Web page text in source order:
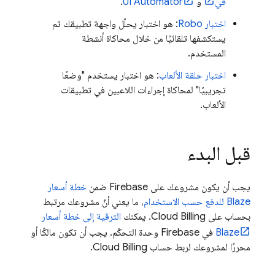
اختبار Robo
: هو اختبار يحلّل واجهة تطبيقك ثم
يستكشفها تلقائيًا من خلال محاكاة أنشطة
المستخدم.
اختبار حلقة الألعاب: هو اختبار يستخدم "وضعًا
تجريبيًا" لمحاكاة إجراءات اللاعبين في تطبيقات
الألعاب.
قبل البدء
يجب أن يكون مشروعك على Firebase ضمن
خطة أسعار
Blaze للدفع حسب الاستخدام
، ما يعني أنّ مشروعك مرتبط
بحساب على Cloud Billing. يمكنك الترقية إلى خطة أسعار
Blaze في Firebase وحدة التحكّم. يجب أن تكون مالكًا أو
محررًا لمشروعك لربط حساب Cloud Billing
.